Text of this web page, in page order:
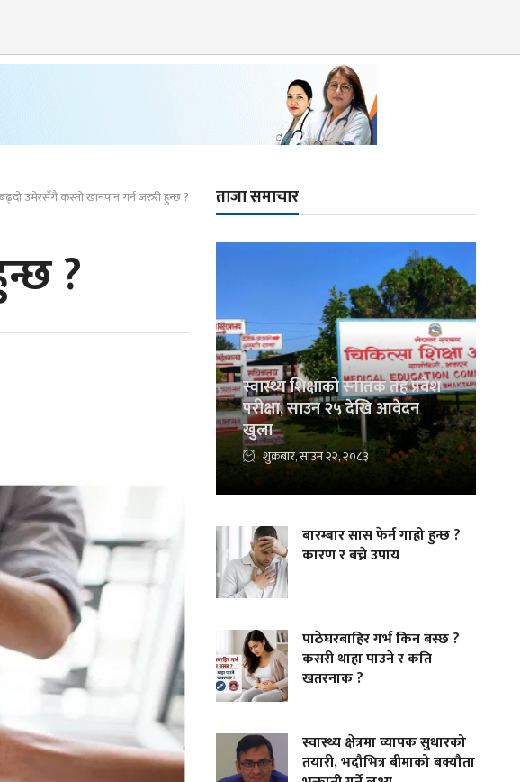
बढ्दो उमेरसँगै कस्तो खानपान गर्न जरुरी हुन्छ ?
?
ताजा समाचार
स्वास्थ्य शिक्षाको स्नातक तह प्रवेश
परीक्षा, साउन २५ देखि आवेदन
खुला
शुक्रबार, साउन २२, २०८३
बारम्बार सास फेर्न गाह्रो हुन्छ ?
कारण र बच्ने उपाय
पाठेघरबाहिर गर्भ किन बस्छ ?
कसरी थाहा पाउने र कति
खतरनाक ?
स्वास्थ्य क्षेत्रमा व्यापक सुधारको
तयारी, भदौभित्र बीमाको बक्यौता